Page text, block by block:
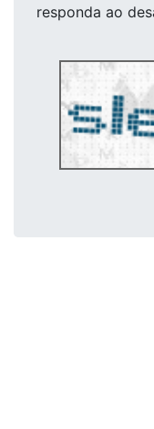
responda ao